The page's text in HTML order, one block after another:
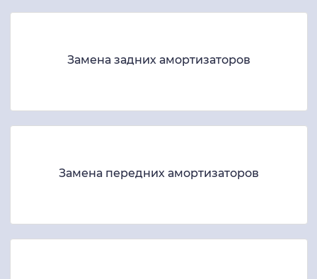
Замена задних амортизаторов
Замена передних амортизаторов